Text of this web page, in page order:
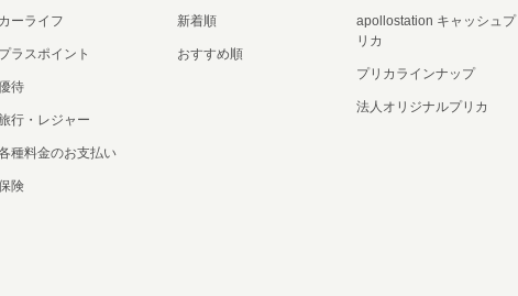
カーライフ
プラスポイント
待
行・レジャー
種料金のお支払い
険
新着順
おすすめ順
apollostation キャッシュプ
リカ
プリカラインナップ
法人オリジナルプリカ